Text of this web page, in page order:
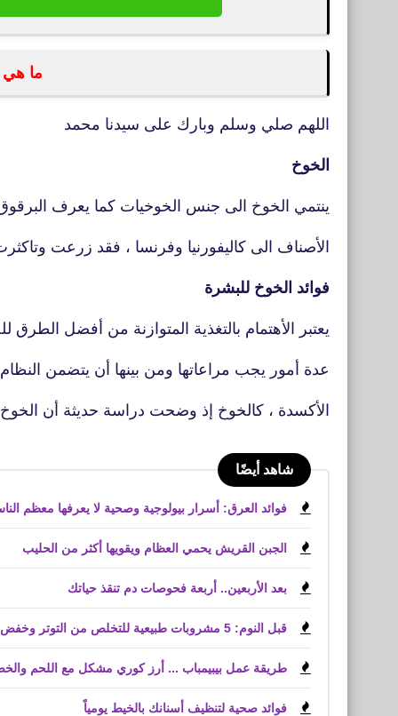
ما هي
اللهم صلي وسلم وبارك على سيدنا محمد
الخوخ
ينتمي الخوخ الى جنس الخوخيات كما يعرف
الأصناف الى كاليفورنيا وفرنسا ، فقد زرعت
فوائد الخوخ للبشرة
يعتبر الأهتمام بالتغذية المتوازنة من أفضل
عدة أمور يجب مراعاتها ومن بينها أن يتضمن النظام
الأكسدة ، كالخوخ إذ وضحت دراسة حديثة أن الخوخ
شاهد أيضًا
فوائد العرق: أسرار بيولوجية وصحية لا يعرفها معظم
الجبن القريش يحمي العظام ويقويها أكثر من الحليب
بعد الأربعين.. أربعة فحوصات دم تنقذ حياتك
قبل النوم: 5 مشروبات طبيعية للتخلص من التوتر وخفض الكوليسترول
طريقة عمل بيبيمباب ... أرز كوري مشكل مع اللحم
فوائد صحية لتنظيف أسنانك بالخيط يومياً